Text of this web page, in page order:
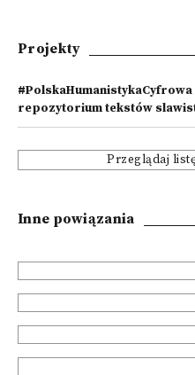
Projekty
repozytorium tekstów
Przeglądaj
Inne powiązania